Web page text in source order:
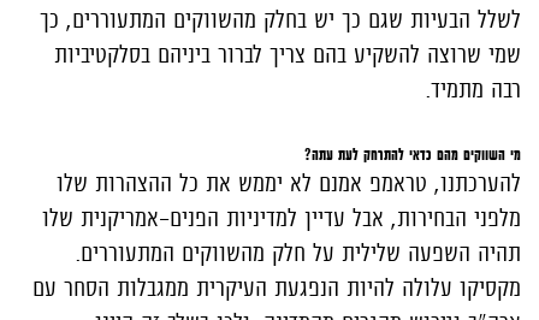
לשלל הבעיות שגם כך יש בחלק מהשווקים המתעוררים, כך
שמי שרוצה להשקיע בהם צריך לברור ביניהם בסלקטיביות
רבה מתמיד.
מי השווקים מהם כדאי להתרחק לעת עתה?
להערכתנו, טראמפ אמנם לא יממש את כל ההצהרות שלו
מלפני הבחירות, אבל עדיין למדיניות הפנים-אמריקנית שלו
תהיה השפעה שלילית על חלק מהשווקים המתעוררים.
מקסיקו עלולה להיות הנפגעת העיקרית ממגבלות הסחר עם